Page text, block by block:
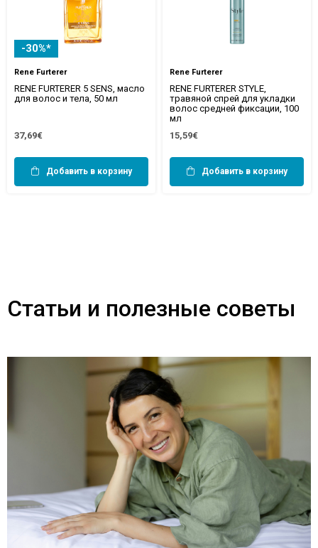
-30%*
Rene Furterer
RENE FURTERER 5 SENS, масло
для волос и тела, 50 мл
37,69€
Добавить в корзину
Rene Furterer
RENE FURTERER STYLE,
травяной спрей для укладки
волос средней фиксации, 100
мл
15,59€
Добавить в корзину
Статьи и полезные советы